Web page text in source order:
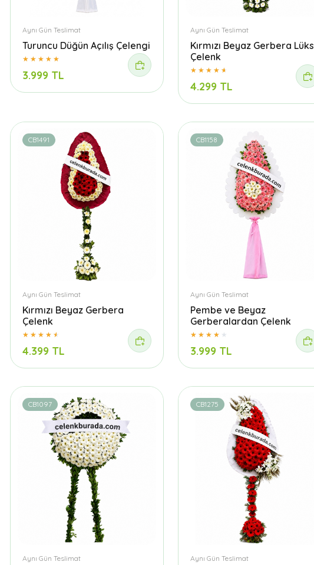
Aynı Gün Teslimat
Turuncu Düğün Açılış Çelengi
3.999 TL
Aynı Gün Teslimat
Kırmızı Beyaz Gerbera Lüks
Çelenk
4.299 TL
CB1491
Aynı Gün Teslimat
Kırmızı Beyaz Gerbera
Çelenk
4.399 TL
CB1158
Aynı Gün Teslimat
Pembe ve Beyaz
Gerberalardan Çelenk
3.999 TL
CB1097
Aynı Gün Teslimat
CB1275
Aynı Gün Teslimat